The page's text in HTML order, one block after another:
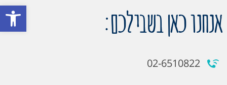
פתח אנחנו כאן בשבילכם:
02-6510822